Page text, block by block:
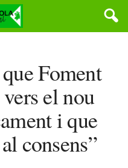
Foment
el nou
i que
consens”